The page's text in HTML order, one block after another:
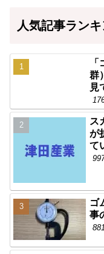
人気記事ラン
群
見
ス
が
て
ゴ
事